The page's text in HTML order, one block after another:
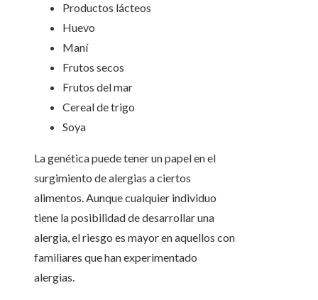
Productos lácteos
Huevo
Maní
Frutos secos
Frutos del mar
Cereal de trigo
Soya
La genética puede tener un papel en el
surgimiento de alergias a ciertos
alimentos. Aunque cualquier individuo
tiene la posibilidad de desarrollar una
alergia, el riesgo es mayor en aquellos con
familiares que han experimentado
alergias.